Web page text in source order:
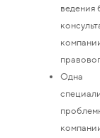
ведения
Одна